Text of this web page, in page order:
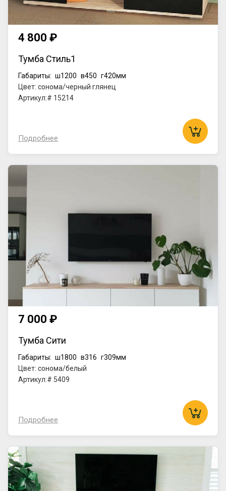
4 800 ₽
Тумба Стиль1
Габариты: ш1200 в450 г420мм
Цвет: сонома/черный глянец
Артикул:# 15214
Подробнее
7 000 ₽
Тумба Сити
Габариты: ш1800 в316 г309мм
Цвет: сонома/белый
Артикул:# 5409
Подробнее